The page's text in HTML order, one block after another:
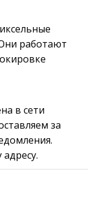
работают
в сети
за